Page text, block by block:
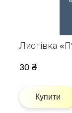
Листівка
30 ₴
Купити